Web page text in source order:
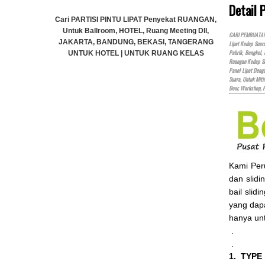
Detail
CARI
Lipat Kedap
Pabrik, Bengkel,
Ruangan Kedap
Panel Lipat
Suara, Untuk
Door, Workshop,
Kami
dan
bail
yang
hanya
1. TYPE
Cari PARTISI PINTU LIPAT Penyekat RUANGAN,
Untuk Ballroom, HOTEL, Ruang Meeting Dll,
JAKARTA, BANDUNG, BEKASI, TANGERANG
UNTUK HOTEL | UNTUK RUANG KELAS
Cari
Untuk
UNTUK
KAMPUS